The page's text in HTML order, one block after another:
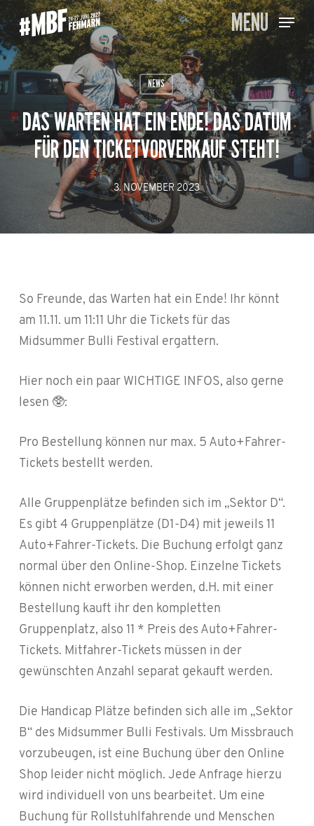
Skip
to
main
content
MENU
NEWS
DAS WARTEN HAT EIN ENDE! DAS DATUM
FÜR DEN TICKETVORVERKAUF STEHT!
3. NOVEMBER 2023
So Freunde, das Warten hat ein Ende! Ihr könnt
am 11.11. um 11:11 Uhr die Tickets für das
Midsummer Bulli Festival ergattern.
Hier noch ein paar WICHTIGE INFOS, also gerne
lesen 🥸:
Pro Bestellung können nur max. 5 Auto+Fahrer-
Tickets bestellt werden.
Alle Gruppenplätze befinden sich im „Sektor D“.
Es gibt 4 Gruppenplätze (D1-D4) mit jeweils 11
Auto+Fahrer-Tickets. Die Buchung erfolgt ganz
normal über den Online-Shop. Einzelne Tickets
können nicht erworben werden, d.H. mit einer
Bestellung kauft ihr den kompletten
Gruppenplatz, also 11 * Preis des Auto+Fahrer-
Tickets. Mitfahrer-Tickets müssen in der
gewünschten Anzahl separat gekauft werden.
Die Handicap Plätze befinden sich alle im „Sektor
B“ des Midsummer Bulli Festivals. Um Missbrauch
vorzubeugen, ist eine Buchung über den Online
Shop leider nicht möglich. Jede Anfrage hierzu
wird individuell von uns bearbeitet. Um eine
Buchung für Rollstuhlfahrende und Menschen